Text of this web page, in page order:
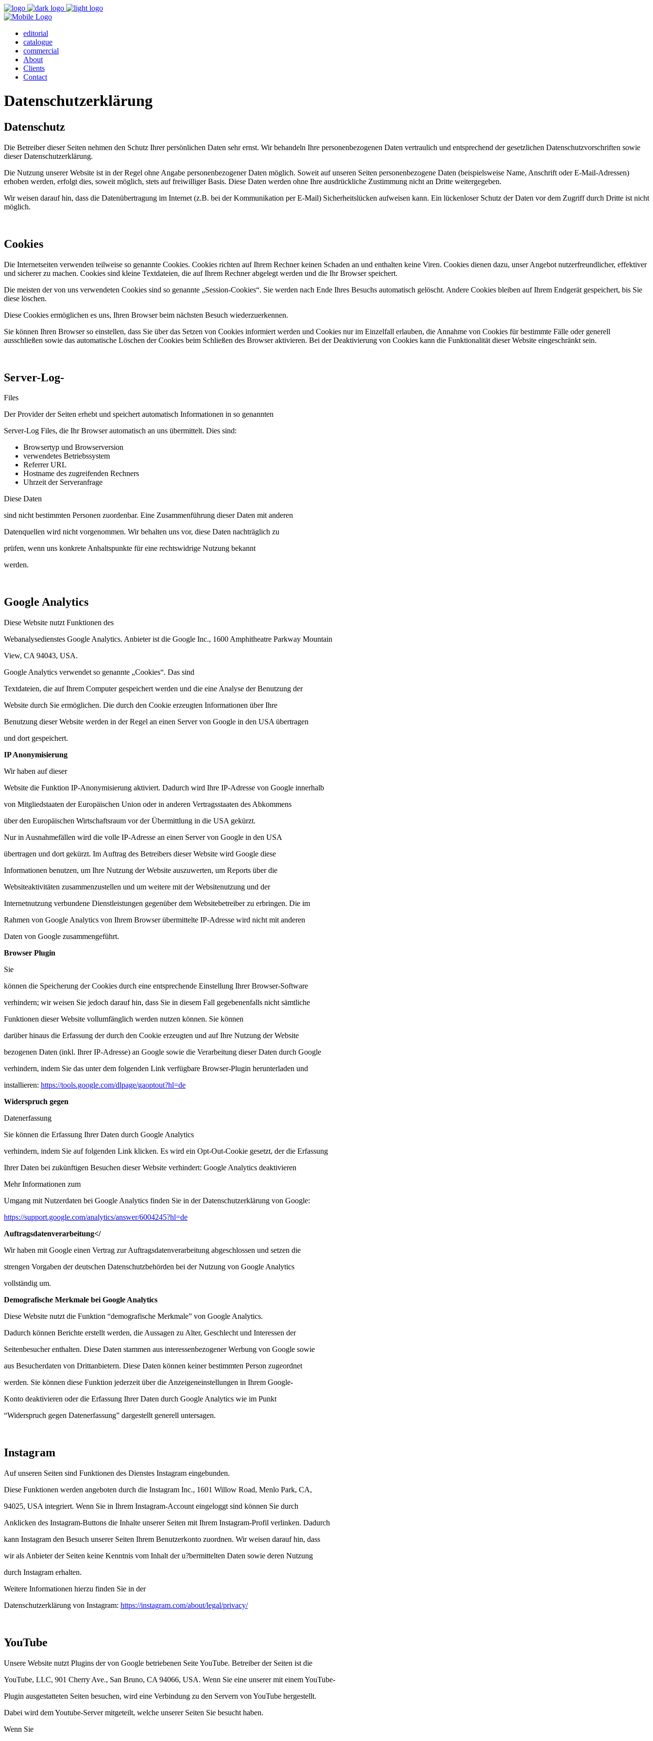
editorial
catalogue
commercial
About
Clients
Contact
Datenschutzerklärung
Datenschutz
Die Betreiber dieser Seiten nehmen den Schutz Ihrer persönlichen Daten sehr ernst. Wir behandeln Ihre personenbezogenen Daten vertraulich und entsprechend der gesetzlichen Datenschutzvorschriften sowie
dieser Datenschutzerklärung.
Die Nutzung unserer Website ist in der Regel ohne Angabe personenbezogener Daten möglich. Soweit auf unseren Seiten personenbezogene Daten (beispielsweise Name, Anschrift oder E-Mail-Adressen)
erhoben werden, erfolgt dies, soweit möglich, stets auf freiwilliger Basis. Diese Daten werden ohne Ihre ausdrückliche Zustimmung nicht an Dritte weitergegeben.
Wir weisen darauf hin, dass die Datenübertragung im Internet (z.B. bei der Kommunikation per E-Mail) Sicherheitslücken aufweisen kann. Ein lückenloser Schutz der Daten vor dem Zugriff durch Dritte ist nicht
möglich.
Cookies
Die Internetseiten verwenden teilweise so genannte Cookies. Cookies richten auf Ihrem Rechner keinen Schaden an und enthalten keine Viren. Cookies dienen dazu, unser Angebot nutzerfreundlicher, effektiver
und sicherer zu machen. Cookies sind kleine Textdateien, die auf Ihrem Rechner abgelegt werden und die Ihr Browser speichert.
Die meisten der von uns verwendeten Cookies sind so genannte „Session-Cookies“. Sie werden nach Ende Ihres Besuchs automatisch gelöscht. Andere Cookies bleiben auf Ihrem Endgerät gespeichert, bis Sie
diese löschen.
Diese Cookies ermöglichen es uns, Ihren Browser beim nächsten Besuch wiederzuerkennen.
Sie können Ihren Browser so einstellen, dass Sie über das Setzen von Cookies informiert werden und Cookies nur im Einzelfall erlauben, die Annahme von Cookies für bestimmte Fälle oder generell
ausschließen sowie das automatische Löschen der Cookies beim Schließen des Browser aktivieren. Bei der Deaktivierung von Cookies kann die Funktionalität dieser Website eingeschränkt sein.
Server-Log-
Files
Der Provider der Seiten erhebt und speichert automatisch Informationen in so genannten
Server-Log Files, die Ihr Browser automatisch an uns übermittelt. Dies sind:
Browsertyp und Browserversion
verwendetes Betriebssystem
Referrer URL
Hostname des zugreifenden Rechners
Uhrzeit der Serveranfrage
Diese Daten
sind nicht bestimmten Personen zuordenbar. Eine Zusammenführung dieser Daten mit anderen
Datenquellen wird nicht vorgenommen. Wir behalten uns vor, diese Daten nachträglich zu
prüfen, wenn uns konkrete Anhaltspunkte für eine rechtswidrige Nutzung bekannt
werden.
Google Analytics
Diese Website nutzt Funktionen des
Webanalysedienstes Google Analytics. Anbieter ist die Google Inc., 1600 Amphitheatre Parkway Mountain
View, CA 94043, USA.
Google Analytics verwendet so genannte „Cookies“. Das sind
Textdateien, die auf Ihrem Computer gespeichert werden und die eine Analyse der Benutzung der
Website durch Sie ermöglichen. Die durch den Cookie erzeugten Informationen über Ihre
Benutzung dieser Website werden in der Regel an einen Server von Google in den USA übertragen
und dort gespeichert.
IP Anonymisierung
Wir haben auf dieser
Website die Funktion IP-Anonymisierung aktiviert. Dadurch wird Ihre IP-Adresse von Google innerhalb
von Mitgliedstaaten der Europäischen Union oder in anderen Vertragsstaaten des Abkommens
über den Europäischen Wirtschaftsraum vor der Übermittlung in die USA gekürzt.
Nur in Ausnahmefällen wird die volle IP-Adresse an einen Server von Google in den USA
übertragen und dort gekürzt. Im Auftrag des Betreibers dieser Website wird Google diese
Informationen benutzen, um Ihre Nutzung der Website auszuwerten, um Reports über die
Websiteaktivitäten zusammenzustellen und um weitere mit der Websitenutzung und der
Internetnutzung verbundene Dienstleistungen gegenüber dem Websitebetreiber zu erbringen. Die im
Rahmen von Google Analytics von Ihrem Browser übermittelte IP-Adresse wird nicht mit anderen
Daten von Google zusammengeführt.
Browser Plugin
Sie
können die Speicherung der Cookies durch eine entsprechende Einstellung Ihrer Browser-Software
verhindern; wir weisen Sie jedoch darauf hin, dass Sie in diesem Fall gegebenenfalls nicht sämtliche
Funktionen dieser Website vollumfänglich werden nutzen können. Sie können
darüber hinaus die Erfassung der durch den Cookie erzeugten und auf Ihre Nutzung der Website
bezogenen Daten (inkl. Ihrer IP-Adresse) an Google sowie die Verarbeitung dieser Daten durch Google
verhindern, indem Sie das unter dem folgenden Link verfügbare Browser-Plugin herunterladen und
installieren: https://tools.google.com/dlpage/gaoptout?hl=de
Widerspruch gegen
Datenerfassung
Sie können die Erfassung Ihrer Daten durch Google Analytics
verhindern, indem Sie auf folgenden Link klicken. Es wird ein Opt-Out-Cookie gesetzt, der die Erfassung
Ihrer Daten bei zukünftigen Besuchen dieser Website verhindert: Google Analytics deaktivieren
Mehr Informationen zum
Umgang mit Nutzerdaten bei Google Analytics finden Sie in der Datenschutzerklärung von Google:
https://support.google.com/analytics/answer/6004245?hl=de
Auftragsdatenverarbeitung</
Wir haben mit Google einen Vertrag zur Auftragsdatenverarbeitung abgeschlossen und setzen die
strengen Vorgaben der deutschen Datenschutzbehörden bei der Nutzung von Google Analytics
vollständig um.
Demografische Merkmale bei Google Analytics
Diese Website nutzt die Funktion “demografische Merkmale” von Google Analytics.
Dadurch können Berichte erstellt werden, die Aussagen zu Alter, Geschlecht und Interessen der
Seitenbesucher enthalten. Diese Daten stammen aus interessenbezogener Werbung von Google sowie
aus Besucherdaten von Drittanbietern. Diese Daten können keiner bestimmten Person zugeordnet
werden. Sie können diese Funktion jederzeit über die Anzeigeneinstellungen in Ihrem Google-
Konto deaktivieren oder die Erfassung Ihrer Daten durch Google Analytics wie im Punkt
“Widerspruch gegen Datenerfassung” dargestellt generell untersagen.
Instagram
Auf unseren Seiten sind Funktionen des Dienstes Instagram eingebunden.
Diese Funktionen werden angeboten durch die Instagram Inc., 1601 Willow Road, Menlo Park, CA,
94025, USA integriert. Wenn Sie in Ihrem Instagram-Account eingeloggt sind können Sie durch
Anklicken des Instagram-Buttons die Inhalte unserer Seiten mit Ihrem Instagram-Profil verlinken. Dadurch
kann Instagram den Besuch unserer Seiten Ihrem Benutzerkonto zuordnen. Wir weisen darauf hin, dass
wir als Anbieter der Seiten keine Kenntnis vom Inhalt der u?bermittelten Daten sowie deren Nutzung
durch Instagram erhalten.
Weitere Informationen hierzu finden Sie in der
Datenschutzerklärung von Instagram: https://instagram.com/about/legal/privacy/
YouTube
Unsere Website nutzt Plugins der von Google betriebenen Seite YouTube. Betreiber der Seiten ist die
YouTube, LLC, 901 Cherry Ave., San Bruno, CA 94066, USA. Wenn Sie eine unserer mit einem YouTube-
Plugin ausgestatteten Seiten besuchen, wird eine Verbindung zu den Servern von YouTube hergestellt.
Dabei wird dem Youtube-Server mitgeteilt, welche unserer Seiten Sie besucht haben.
Wenn Sie